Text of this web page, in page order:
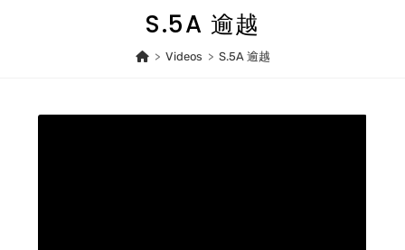
S.5A 逾越
> Videos > S.5A 逾越